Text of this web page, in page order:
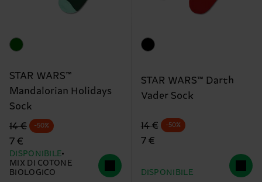
STAR WARS™
Mandalorian Holidays
Sock
Prezzo di partenza
14 €
prezzo scontato
7 €
-50%
DISPONIBILE
MIX DI COTONE
BIOLOGICO
STAR WARS™ Darth
Vader Sock
Prezzo di partenza
14 €
prezzo scontato
7 €
-50%
DISPONIBILE